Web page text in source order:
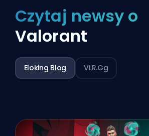
Czytaj newsy o
Valorant
Eloking Blog VLR.gg